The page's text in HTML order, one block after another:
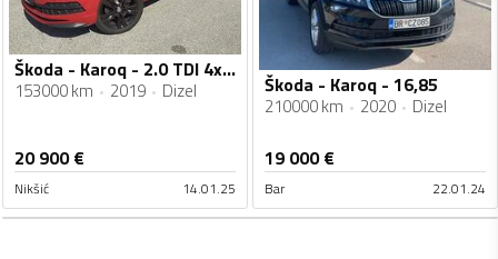
Škoda - Karoq - 2.0 TDI 4x4 DSG Sportline
153000 km 2019 Dizel
20 900€
Nikšić 14.01.25
Škoda - Karoq - 16,85
210000 km 2020 Dizel
19 000€
Bar 22.01.24